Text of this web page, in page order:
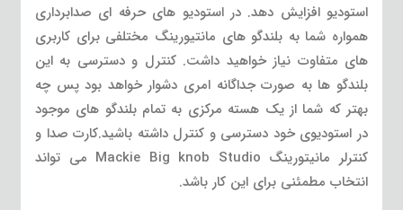
استودیو افزایش دهد. در استودیو های حرفه ای صدابرداری
همواره شما به بلندگو های مانتیورینگ مختلفی برای کاربری
های متفاوت نیاز خواهید داشت. کنترل و دسترسی به این
بلندگو ها به صورت جداگانه امری دشوار خواهد بود پس چه
بهتر که شما از یک هسته مرکزی به تمام بلندگو های موجود
در استودیوی خود دسترسی و کنترل داشته باشید.کارت صدا و
کنترلر مانیتورینگ Mackie Big knob Studio می تواند
انتخاب مطمئنی برای این کار باشد.